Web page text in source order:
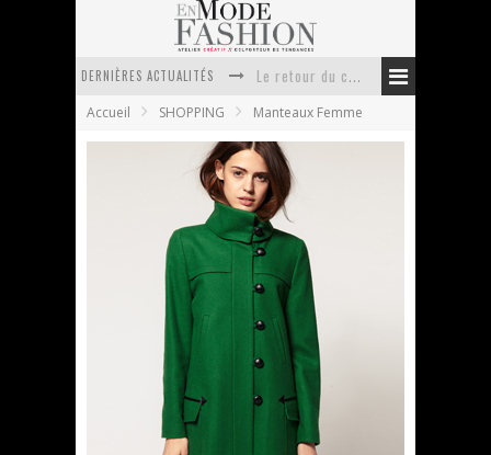
DERNIÈRES ACTUALITÉS
Le retour du cachemire version casual
Doudoune pour femme : choisir la pièce idéale entre style, chaleur et durabilité
Accueil SHOPPING Manteaux Femme
ASOS – Manteau avec col à revers
En Mode Fashion
17 octobre 2011
Manteaux Femme